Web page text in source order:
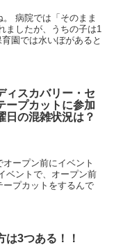
病院では「そのまま
ましたが、うちの子は1
園では水いぼがあると
ィスカバリー・セ
ープカットに参加
日の混雑状況は？
ープン前にイベント
ベントで、オープン前
ープカットをするんで
は3つある！！